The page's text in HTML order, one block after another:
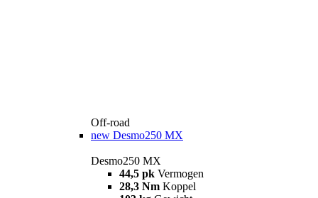
Off-road
new Desmo250 MX
Desmo250 MX
44,5 pk Vermogen
28,3 Nm Koppel